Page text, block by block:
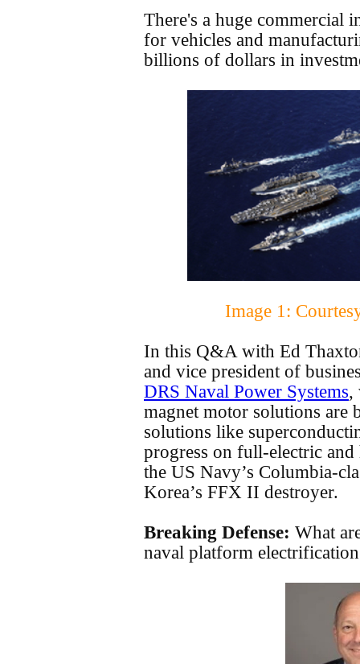
There's a huge commercial
for vehicles and
billions of dollars in
Image 1:
In this Q&A with Ed
and vice president of
DRS Naval Power Systems,
magnet motor solutions are
solutions like
progress on full-electric
the US Navy’s Columbia-
Korea’s FFX II destroyer.
Breaking Defense: What
naval platform